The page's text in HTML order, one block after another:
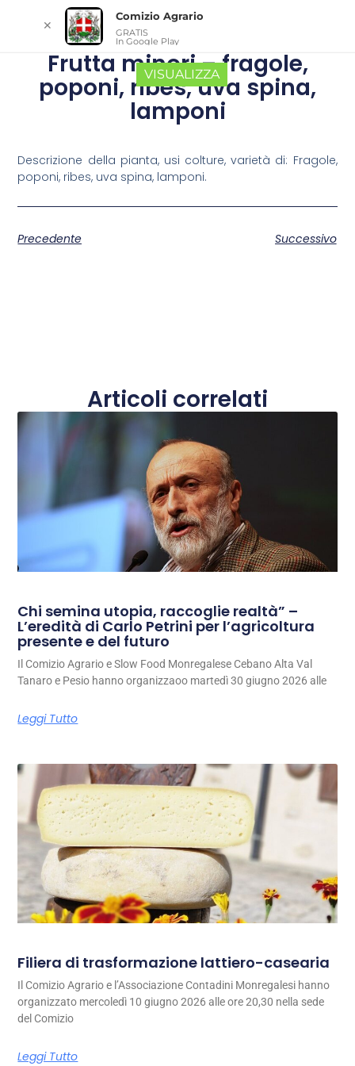
Frutta minori – fragole,
poponi, ribes, uva spina,
lamponi
Descrizione della pianta, usi colture, varietà di: Fragole,
poponi, ribes, uva spina, lamponi.
Precedente Successivo
Articoli correlati
Chi semina utopia, raccoglie realtà” –
L’eredità di Carlo Petrini per l’agricoltura
presente e del futuro
Il Comizio Agrario e Slow Food Monregalese Cebano Alta Val
Tanaro e Pesio hanno organizzaoo martedì 30 giugno 2026 alle
Leggi Tutto
Filiera di trasformazione lattiero-casearia
Il Comizio Agrario e l’Associazione Contadini Monregalesi hanno
organizzato mercoledì 10 giugno 2026 alle ore 20,30 nella sede
del Comizio
Leggi Tutto
✕
Comizio Agrario
GRATIS
In Google Play
VISUALIZZA